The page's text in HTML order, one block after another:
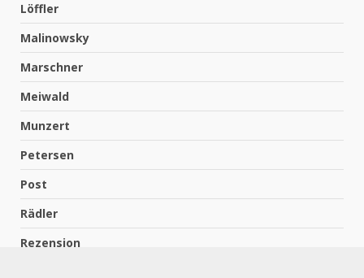
Löffler
Malinowsky
Marschner
Meiwald
Munzert
Petersen
Post
Rädler
Rezension